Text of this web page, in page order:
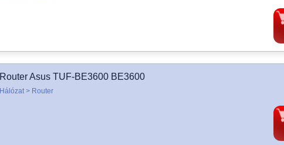
Router Asus TUF-BE3600 BE3600
Hálózat > Router